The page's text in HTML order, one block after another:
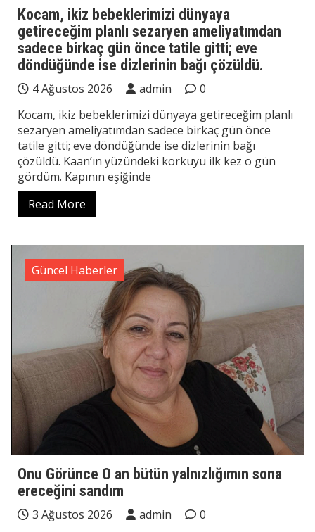
Kocam, ikiz bebeklerimizi dünyaya
getireceğim planlı sezaryen ameliyatımdan
sadece birkaç gün önce tatile gitti; eve
döndüğünde ise dizlerinin bağı çözüldü.
4 Ağustos 2026 admin
0
Kocam, ikiz bebeklerimizi dünyaya getireceğim planlı
sezaryen ameliyatımdan sadece birkaç gün önce
tatile gitti; eve döndüğünde ise dizlerinin bağı
çözüldü. Kaan’ın yüzündeki korkuyu ilk kez o gün
gördüm. Kapının eşiğinde
Read More
Güncel Haberler
Onu Görünce O an bütün yalnızlığımın sona
ereceğini sandım
3 Ağustos 2026 admin
0